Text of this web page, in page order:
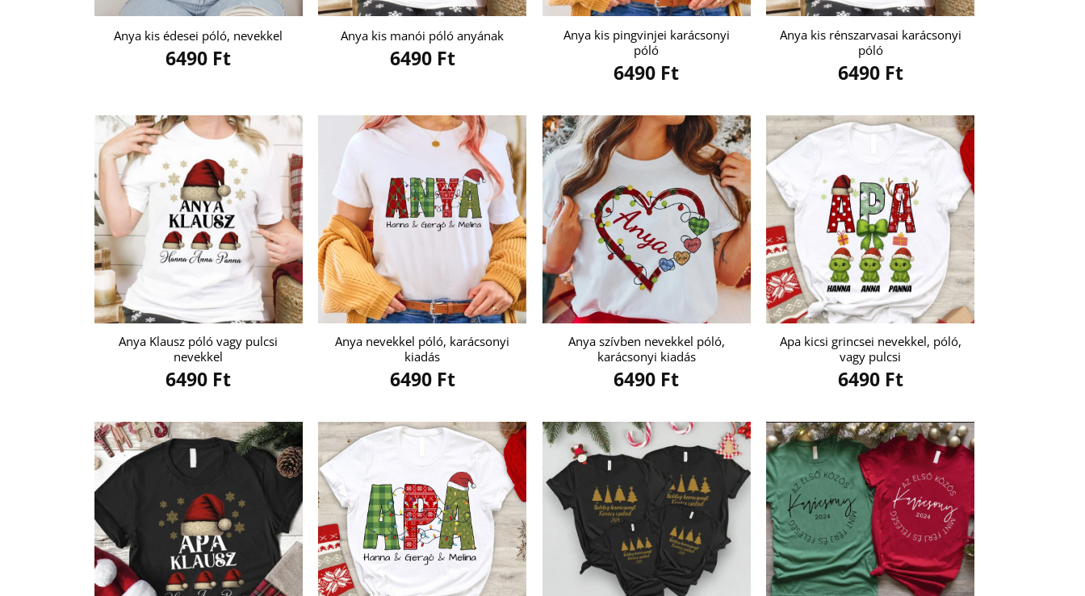
Anya kis édesei póló, nevekkel
6490 Ft
Anya kis manói póló anyának
6490 Ft
Anya kis pingvinjei karácsonyi
póló
6490 Ft
Anya kis rénszarvasai karácsonyi
póló
6490 Ft
Anya Klausz póló vagy pulcsi
nevekkel
6490 Ft
Anya nevekkel póló, karácsonyi
kiadás
6490 Ft
Anya szívben nevekkel póló,
karácsonyi kiadás
6490 Ft
Apa kicsi grincsei nevekkel, póló,
vagy pulcsi
6490 Ft